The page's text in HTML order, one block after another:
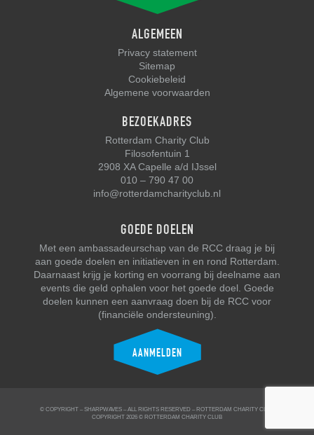
ALGEMEEN
Privacy statement
Sitemap
Cookiebeleid
Algemene voorwaarden
BEZOEKADRES
Rotterdam Charity Club
Filosofentuin 1
2908 XA Capelle a/d IJssel
010 – 790 47 00
info@rotterdamcharityclub.nl
GOEDE DOELEN
Met een ambassadeurschap van de RCC draag je bij
aan goede doelen en initiatieven in en rond Rotterdam.
Daarnaast krijg je korting en voorrang bij deelname aan
events die geld ophalen voor het goede doel. Goede
doelen kunnen een aanvraag doen bij de RCC voor
(financiële ondersteuning).
AANMELDEN
© COPYRIGHT –SHARPWAVES – ALL RIGHTS RESERVED – ROTTERDAM CHARITY CLUB
COPYRIGHT 2026 © ROTTERDAM CHARITY CLUB